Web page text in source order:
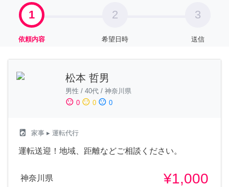
1
依頼内容
2
希望日時
3
送信
松本 哲男
男性 / 40代 / 神奈川県
sentiment_satisfied 0 sentiment_neutral 0 sentiment_dissatisfied 0
local_laundry_service 家事 ▸ 運転代行
運転送迎！地域、距離などご相談ください。
神奈川県 ¥1,000